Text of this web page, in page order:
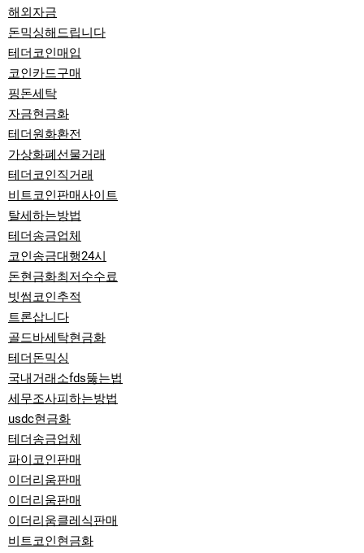
해외자금
돈믹싱해드립니다
테더코인매입
코인카드구매
핑돈세탁
자금현금화
테더원화환전
가상화폐선물거래
테더코인직거래
비트코인판매사이트
탈세하는방법
테더송금업체
코인송금대행24시
돈현금화최저수수료
빗썸코인추적
트론삽니다
골드바세탁현금화
테더돈믹싱
국내거래소fds뚫는법
세무조사피하는방법
usdc현금화
테더송금업체
파이코인판매
이더리움판매
이더리움판매
이더리움클레식판매
비트코인현금화